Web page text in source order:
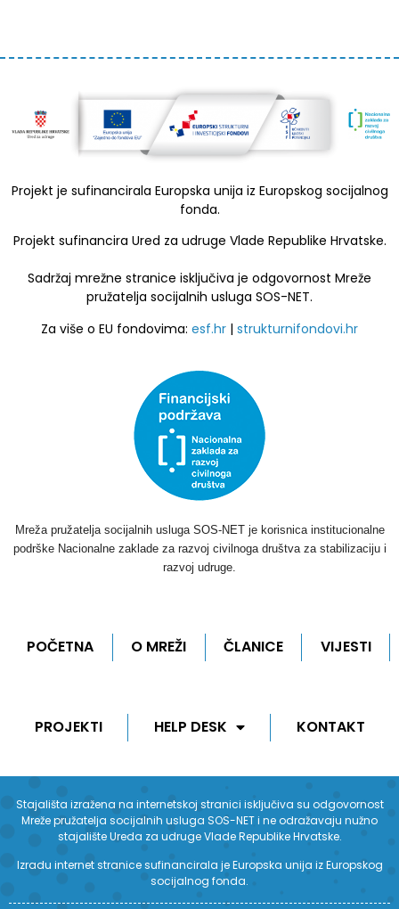
Projekt je sufinancirala Europska unija iz Europskog socijalnog
fonda.
Projekt sufinancira Ured za udruge Vlade Republike Hrvatske.
Sadržaj mrežne stranice isključiva je odgovornost Mreže
pružatelja socijalnih usluga SOS-NET.
Za više o EU fondovima: esf.hr | strukturnifondovi.hr
Mreža pružatelja socijalnih usluga SOS-NET je korisnica institucionalne
podrške Nacionalne zaklade za razvoj civilnoga društva za stabilizaciju i
razvoj udruge.
POČETNA O MREŽI ČLANICE VIJESTI
PROJEKTI HELP DESK KONTAKT
Stajališta izražena na internetskoj stranici isključiva su odgovornost
Mreže pružatelja socijalnih usluga SOS-NET i ne odražavaju nužno
stajalište Ureda za udruge Vlade Republike Hrvatske.
Izradu internet stranice sufinancirala je Europska unija iz Europskog
socijalnog fonda.